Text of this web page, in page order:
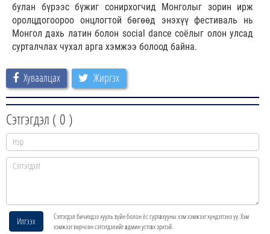
булан бүрээс бүжиг сонирхогчид Монголыг зорин ирж
оролцдогоороо онцлогтой бөгөөд энэхүү фестиваль нь
Монгол дахь латин болон social dance соёлыг олон улсад
сурталчлах чухал арга хэмжээ болоод байна.
Хуваалцах Жиргэх
Сэтгэгдэл ( 0 )
Илгээх
Сэтгэгдэл бичихдээ хууль зүйн болон ёс суртахууны хэм хэмжээг хүндэтгэнэ үү. Хэм
хэмжээг зөрчсөн сэтгэгдэлийг админ устгах эрхтэй.